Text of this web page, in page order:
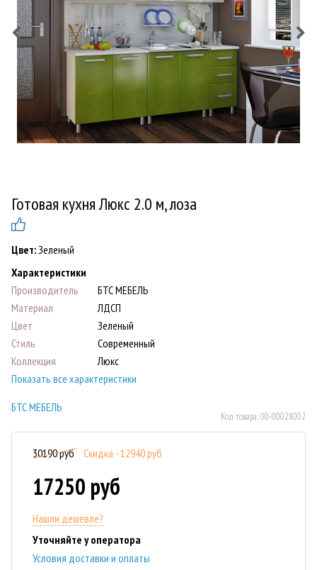
Готовая кухня Люкс 2.0 м, лоза
Цвет: Зеленый
Характеристики
Производитель
БТС МЕБЕЛЬ
Материал
ЛДСП
Цвет
Зеленый
Стиль
Современный
Коллекция
Люкс
Показать все характеристики
БТС МЕБЕЛЬ
Код товара:00-00028002
30190 руб Скидка - 12940 руб
17250 руб
Нашли дешевле?
Уточняйте у оператора
Условия доставки и оплаты